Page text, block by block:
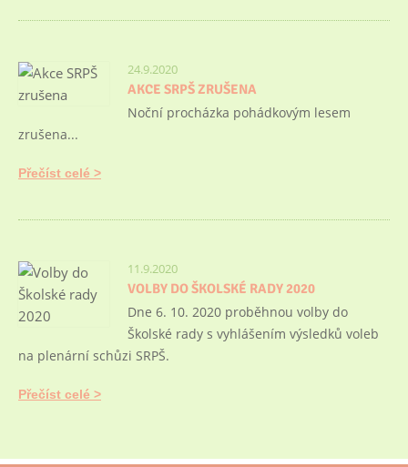
24.9.2020
AKCE SRPŠ ZRUŠENA
Noční procházka pohádkovým lesem
zrušena...
Přečíst celé
11.9.2020
VOLBY DO ŠKOLSKÉ RADY 2020
Dne 6. 10. 2020 proběhnou volby do
Školské rady s vyhlášením výsledků voleb
na plenární schůzi SRPŠ.
Přečíst celé